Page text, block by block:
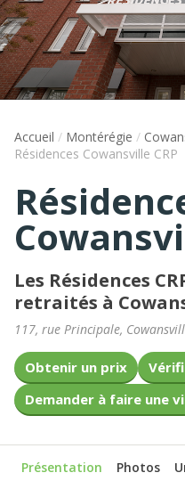
Accueil / Montérégie /
Résidences Cowansville CRP
Les Résidences
retraités à
117, rue Principale,
Obtenir un prix
Demander à faire une
Présentation Photos